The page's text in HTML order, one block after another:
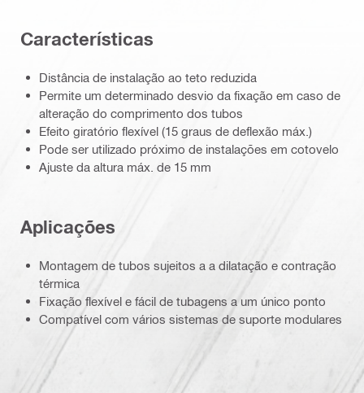
Características
Distância de instalação ao teto reduzida
Permite um determinado desvio da fixação em caso de
alteração do comprimento dos tubos
Efeito giratório flexível (15 graus de deflexão máx.)
Pode ser utilizado próximo de instalações em cotovelo
Ajuste da altura máx. de 15 mm
Aplicações
Montagem de tubos sujeitos a a dilatação e contração
térmica
Fixação flexível e fácil de tubagens a um único ponto
Compatível com vários sistemas de suporte modulares